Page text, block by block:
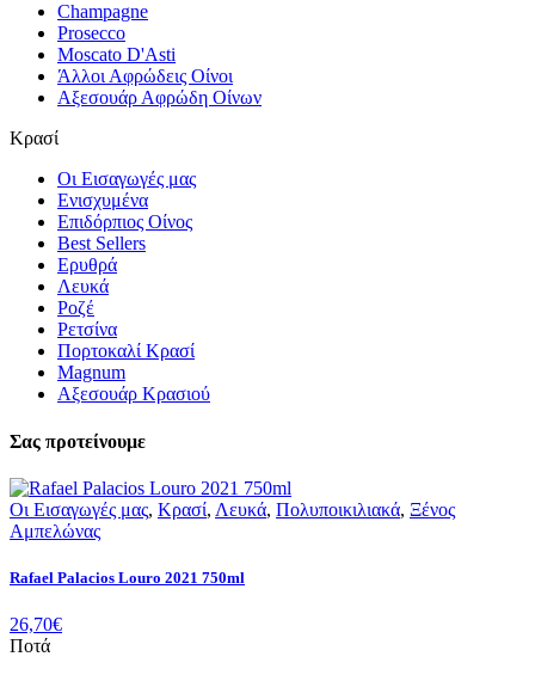
Champagne
Prosecco
Moscato D'Asti
Άλλοι Αφρώδεις Οίνοι
Αξεσουάρ Αφρώδη Οίνων
Κρασί
Οι Εισαγωγές μας
Ενισχυμένα
Επιδόρπιος Οίνος
Best Sellers
Ερυθρά
Λευκά
Ροζέ
Ρετσίνα
Πορτοκαλί Κρασί
Magnum
Αξεσουάρ Κρασιού
Σας προτείνουμε
Οι Εισαγωγές μας, Κρασί, Λευκά, Πολυποικιλιακά, Ξένος
Αμπελώνας
Rafael Palacios Louro 2021 750ml
26,70€
Ποτά